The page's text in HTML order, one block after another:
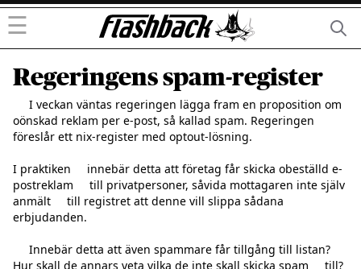
☰
Regeringens spam-register
oönskad reklam per e-post, så kallad spam. Regeringen
föreslår ett nix-register med optout-lösning.
I praktiken     innebär detta att företag får skicka obeställd e-
postreklam     till privatpersoner, såvida mottagaren inte själv
anmält     till registret att denne vill slippa sådana
erbjudanden.
Hur skall de annars veta vilka de inte skall skicka spam     till?